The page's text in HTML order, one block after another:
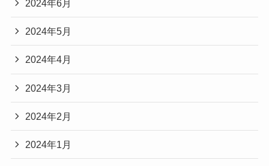
2024年6月
2024年5月
2024年4月
2024年3月
2024年2月
2024年1月